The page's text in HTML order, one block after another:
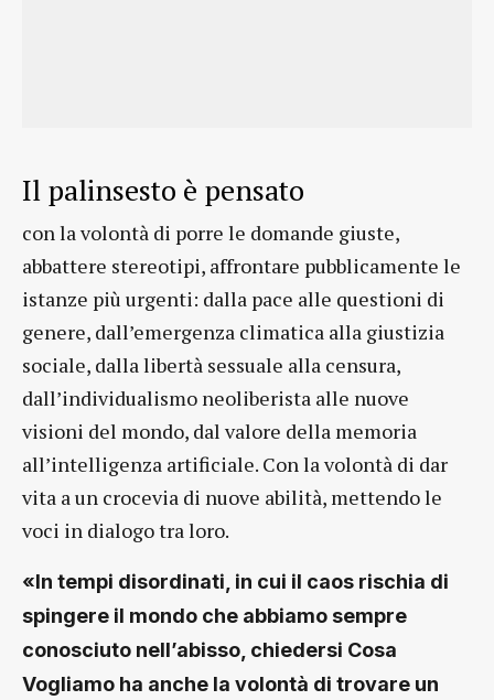
Il palinsesto è pensato
con la volontà di porre le domande giuste,
abbattere stereotipi, affrontare pubblicamente le
istanze più urgenti: dalla pace alle questioni di
genere, dall’emergenza climatica alla giustizia
sociale, dalla libertà sessuale alla censura,
dall’individualismo neoliberista alle nuove
visioni del mondo, dal valore della memoria
all’intelligenza artificiale. Con la volontà di dar
vita a un crocevia di nuove abilità, mettendo le
voci in dialogo tra loro.
«In tempi disordinati, in cui il caos rischia di
spingere il mondo che abbiamo sempre
conosciuto nell’abisso, chiedersi Cosa
Vogliamo ha anche la volontà di trovare un